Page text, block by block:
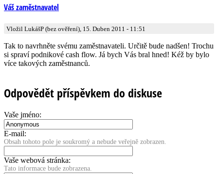
Váš zaměstnavatel
Vložil LukášP (bez ověření), 15. Duben 2011 - 11:51
Tak to navrhněte svému zaměstnavateli. Určitě bude nadšen! Trochu
si spraví podnikové cash flow. Já bych Vás bral hned! Kéž by bylo
více takových zaměstnanců.
Odpovědět příspěvkem do diskuse
Vaše jméno:
E-mail:
Obsah tohoto pole je soukromý a nebude veřejně zobrazen.
Vaše webová stránka:
Tato informace bude zobrazena.